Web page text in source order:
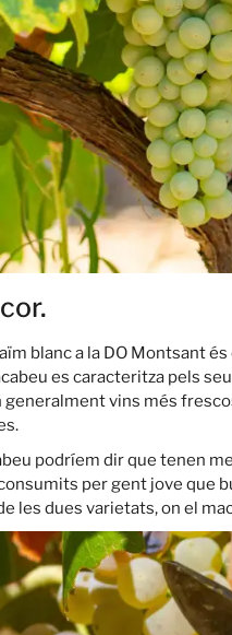
blanc a la DO Montsant
es caracteritza pels
generalment vins més
podríem dir que tenen
per gent jove que
les dues varietats, on el